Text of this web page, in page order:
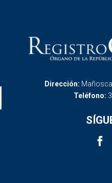
Dirección:
Teléfono: